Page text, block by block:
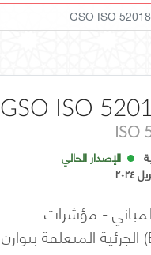
GSO ISO
GSO ISO
ISO
الإصدار الحالي
- مؤشرات
لمتطلبات (EPB) الجزئية المتعلقة بتوازن